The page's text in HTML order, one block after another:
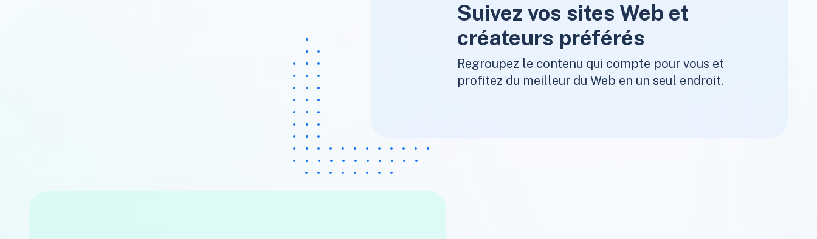
Suivez vos sites Web et
créateurs préférés
Regroupez le contenu qui compte pour vous et
profitez du meilleur du Web en un seul endroit.